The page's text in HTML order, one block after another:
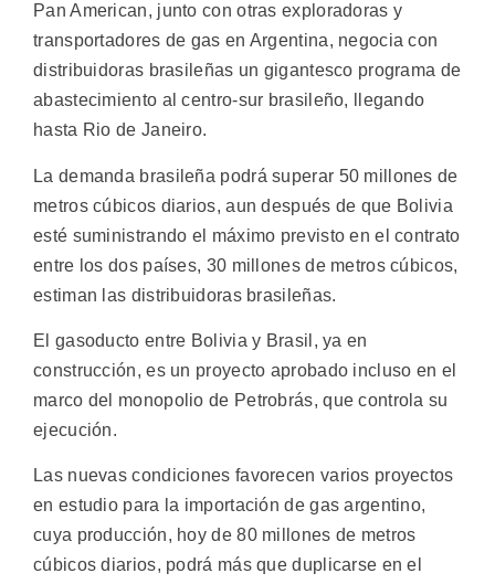
Pan American, junto con otras exploradoras y
transportadores de gas en Argentina, negocia con
distribuidoras brasileñas un gigantesco programa de
abastecimiento al centro-sur brasileño, llegando
hasta Rio de Janeiro.
La demanda brasileña podrá superar 50 millones de
metros cúbicos diarios, aun después de que Bolivia
esté suministrando el máximo previsto en el contrato
entre los dos países, 30 millones de metros cúbicos,
estiman las distribuidoras brasileñas.
El gasoducto entre Bolivia y Brasil, ya en
construcción, es un proyecto aprobado incluso en el
marco del monopolio de Petrobrás, que controla su
ejecución.
Las nuevas condiciones favorecen varios proyectos
en estudio para la importación de gas argentino,
cuya producción, hoy de 80 millones de metros
cúbicos diarios, podrá más que duplicarse en el